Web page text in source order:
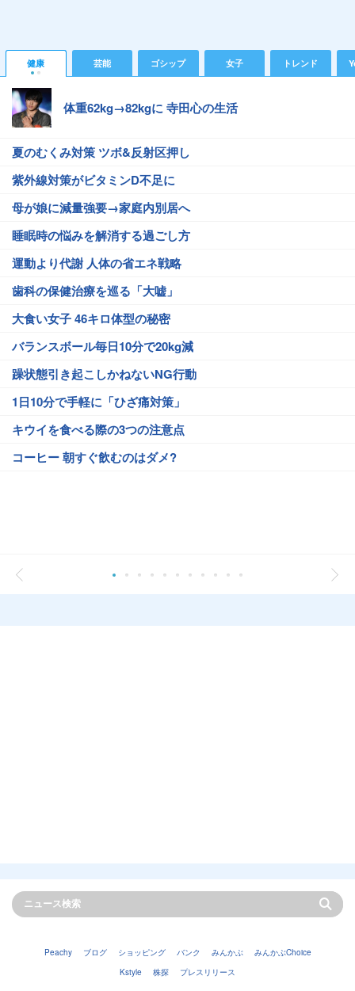
健康 芸能 ゴシップ 女子 トレンド
体重62kg→82kgに 寺田心の生活
夏のむくみ対策 ツボ&反射区押し
紫外線対策がビタミンD不足に
母が娘に減量強要→家庭内別居へ
睡眠時の悩みを解消する過ごし方
運動より代謝 人体の省エネ戦略
歯科の保健治療を巡る「大嘘」
大食い女子 46キロ体型の秘密
バランスボール毎日10分で20kg減
躁状態引き起こしかねないNG行動
1日10分で手軽に「ひざ痛対策」
キウイを食べる際の3つの注意点
コーヒー 朝すぐ飲むのはダメ?
Peachy ブログ ショッピング バンク みんかぶ
みんかぶChoice
Kstyle
株探 プレスリリース